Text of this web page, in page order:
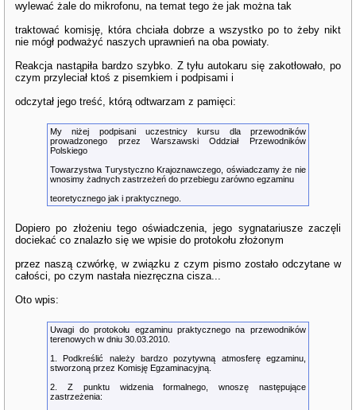
wylewać żale do mikrofonu, na temat tego że jak można tak
traktować komisję, która chciała dobrze a wszystko po to żeby nikt
nie mógł podważyć naszych uprawnień na oba powiaty.
Reakcja nastąpiła bardzo szybko. Z tyłu autokaru się zakotłowało, po
czym przyleciał ktoś z pisemkiem i podpisami i
odczytał jego treść, którą odtwarzam z pamięci:
My niżej podpisani uczestnicy kursu dla przewodników
prowadzonego przez Warszawski Oddział Przewodników
Polskiego
Towarzystwa Turystyczno Krajoznawczego, oświadczamy że nie
wnosimy żadnych zastrzeżeń do przebiegu zarówno egzaminu
teoretycznego jak i praktycznego.
Dopiero po złożeniu tego oświadczenia, jego sygnatariusze zaczęli
dociekać co znalazło się we wpisie do protokołu złożonym
przez naszą czwórkę, w związku z czym pismo zostało odczytane w
całości, po czym nastała niezręczna cisza...
Oto wpis:
Uwagi do protokołu egzaminu praktycznego na przewodników
terenowych w dniu 30.03.2010.
1. Podkreślić należy bardzo pozytywną atmosferę egzaminu,
stworzoną przez Komisję Egzaminacyjną.
2. Z punktu widzenia formalnego, wnoszę następujące
zastrzeżenia: